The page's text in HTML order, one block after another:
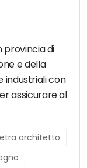
provincia di
e della
industriali con
assicurare al
architetto